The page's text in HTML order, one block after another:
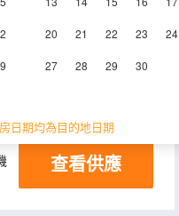
20 21 22 23 24
27 28 29 30
日期均為目的地日期
2-7層 淋浴
查看供應